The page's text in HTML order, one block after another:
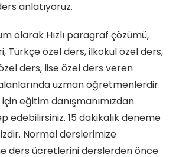
anlatıyoruz.
olarak Hızlı paragraf çözümü,
Türkçe özel ders, ilkokul özel ders,
ders, lise özel ders veren
uzman öğretmenlerdir.
eğitim danışmanımızdan
edebilirsiniz. 15 dakikalık deneme
Normal derslerimize
ders ücretlerini derslerden önce